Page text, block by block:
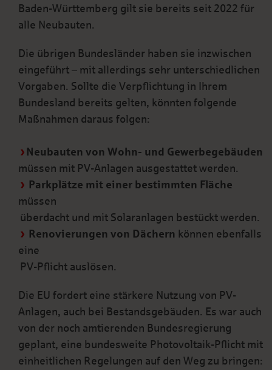
Baden-Württemberg gilt sie bereits seit 2022 für
alle Neubauten.
Die übrigen Bundesländer haben sie inzwischen
eingeführt – mit allerdings sehr unterschiedlichen
Vorgaben. Sollte die Verpflichtung in Ihrem
Bundesland bereits gelten, könnten folgende
Maßnahmen daraus folgen:
Neubauten von Wohn- und Gewerbegebäuden
müssen mit PV-Anlagen ausgestattet werden.
Parkplätze mit einer bestimmten Fläche
müssen
überdacht und mit Solaranlagen bestückt werden.
Renovierungen von Dächern können ebenfalls
eine
PV-Pflicht auslösen.
Die EU fordert eine stärkere Nutzung von PV-
Anlagen, auch bei Bestandsgebäuden. Es war auch
von der noch amtierenden Bundesregierung
geplant, eine bundesweite Photovoltaik-Pflicht mit
einheitlichen Regelungen auf den Weg zu bringen: